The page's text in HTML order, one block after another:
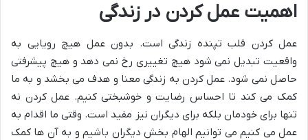
اهمیت عمل کردن در زندگی
عمل کردن قلب تپنده زندگی است. بدون عمل هیچ رویایی به
واقعیت تبدیل نمی شود هیچ تغییری رخ نمی دهد و هیچ پیشرفتی
حاصل نمی شود. عمل کردن به زندگی معنا و هدف می بخشد و به ما
کمک می کند تا احساس رضایت و خوشبختی کنیم. عمل کردن نه
تنها برای خودمان بلکه برای دیگران نیز مفید است. وقتی ما اقدام به
عمل می کنیم می توانیم الهام بخش دیگران باشیم و به آن ها کمک